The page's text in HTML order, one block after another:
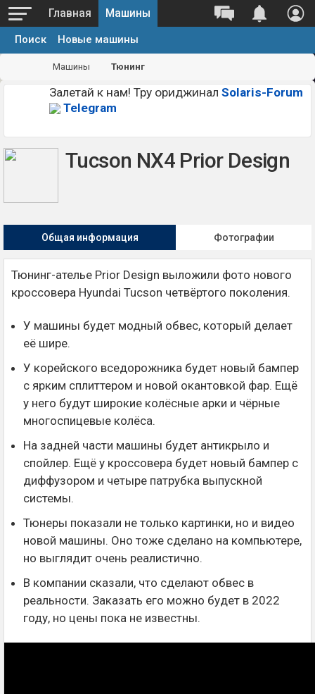
Главная Машины
Поиск Новые машины
Машины Тюнинг
Залетай к нам! Тру ориджинал Solaris-Forum
Telegram
Tucson NX4 Prior Design
Общая информация Фотографии
Тюнинг-ателье Prior Design выложили фото нового
кроссовера Hyundai Tucson четвёртого поколения.
У машины будет модный обвес, который делает
её шире.
У корейского вседорожника будет новый бампер
с ярким сплиттером и новой окантовкой фар. Ещё
у него будут широкие колёсные арки и чёрные
многоспицевые колёса.
На задней части машины будет антикрыло и
спойлер. Ещё у кроссовера будет новый бампер с
диффузором и четыре патрубка выпускной
системы.
Тюнеры показали не только картинки, но и видео
новой машины. Оно тоже сделано на компьютере,
но выглядит очень реалистично.
В компании сказали, что сделают обвес в
реальности. Заказать его можно будет в 2022
году, но цены пока не известны.